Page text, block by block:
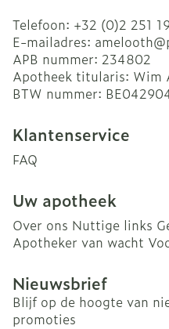
Telefoon: +32 (0)2 251
E-mailadres: amelooth@
APB nummer: 234802
Apotheek titularis: Wim
BTW nummer:
Klantenservice
FAQ
Uw apotheek
Over ons Nuttige links
Apotheker van wacht
Nieuwsbrief
Blijf op de hoogte van
promoties